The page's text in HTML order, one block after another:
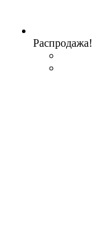
Распродажа!